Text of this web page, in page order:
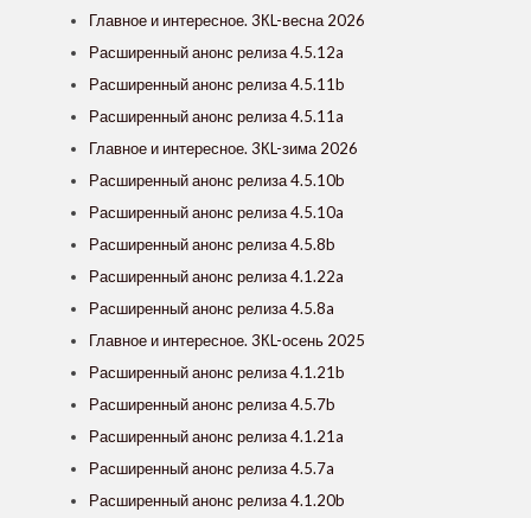
Главное и интересное. 3КL-весна 2026
Расширенный анонс релиза 4.5.12a
Расширенный анонс релиза 4.5.11b
Расширенный анонс релиза 4.5.11a
Главное и интересное. 3КL-зима 2026
Расширенный анонс релиза 4.5.10b
Расширенный анонс релиза 4.5.10a
Расширенный анонс релиза 4.5.8b
Расширенный анонс релиза 4.1.22a
Расширенный анонс релиза 4.5.8a
Главное и интересное. 3КL-осень 2025
Расширенный анонс релиза 4.1.21b
Расширенный анонс релиза 4.5.7b
Расширенный анонс релиза 4.1.21a
Расширенный анонс релиза 4.5.7a
Расширенный анонс релиза 4.1.20b